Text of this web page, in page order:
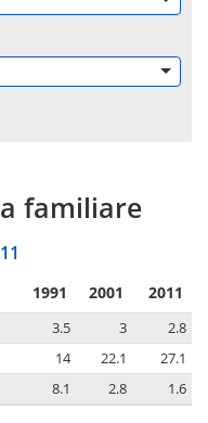
familiare
1991 2001 2011
3.5 3
2.8
14 22.1
27.1
8.1 2.8 1.6